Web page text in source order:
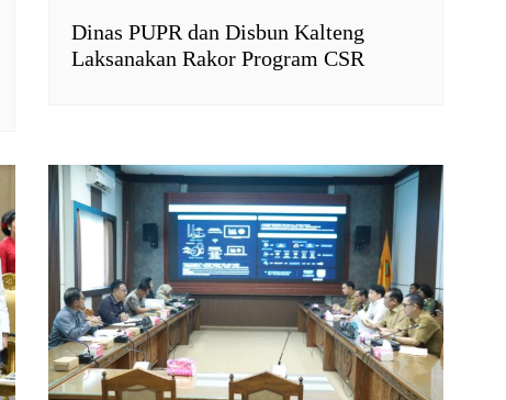
Dinas PUPR dan Disbun Kalteng
Laksanakan Rakor Program CSR